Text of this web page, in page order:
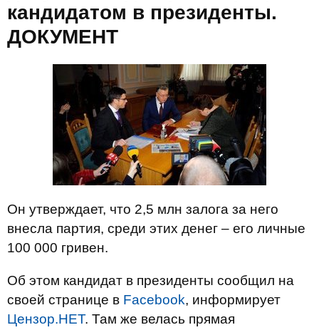
кандидатом в президенты.
ДОКУМЕНТ
Он утверждает, что 2,5 млн залога за него
внесла партия, среди этих денег – его личные
100 000 гривен.
Об этом кандидат в президенты сообщил на
своей странице в Facebook, информирует
Цензор.НЕТ. Там же велась прямая